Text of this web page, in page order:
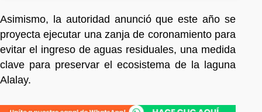
Asimismo, la autoridad anunció que este año se
proyecta ejecutar una zanja de coronamiento para
evitar el ingreso de aguas residuales, una medida
clave para preservar el ecosistema de la laguna
Alalay.